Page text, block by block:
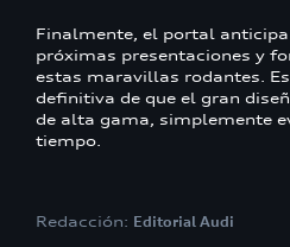
Finalmente, el portal
próximas presentaciones y
estas maravillas rodantes.
definitiva de que el gran
de alta gama, simplemente
tiempo.
Redacción: Editorial Audi